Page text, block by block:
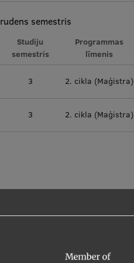
semestris
Studiju
semestris
Programmas
līmenis
3 2. cikla (Maģistra)
3 2. cikla (Maģistra)